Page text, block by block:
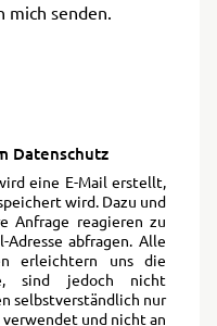
mich senden.
Datenschutz
eine E-Mail erstellt,
wird. Dazu und
Anfrage reagieren zu
Adresse abfragen. Alle
erleichtern uns die
sind jedoch nicht
selbstverständlich nur
und nicht an